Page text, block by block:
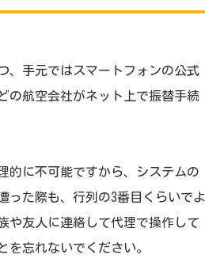
、手元ではスマートフォンの公式
の航空会社がネット上で振替手続
的に不可能ですから、システムの
った際も、行列の3番目くらいでよ
や友人に連絡して代理で操作して
忘れないでください。